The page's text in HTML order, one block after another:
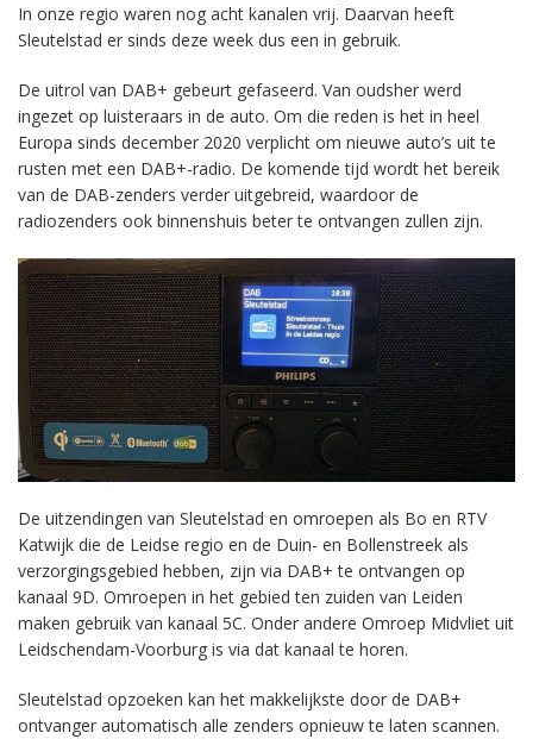
In onze regio waren nog acht kanalen vrij. Daarvan heeft
Sleutelstad er sinds deze week dus een in gebruik.
De uitrol van DAB+ gebeurt gefaseerd. Van oudsher werd
ingezet op luisteraars in de auto. Om die reden is het in heel
Europa sinds december 2020 verplicht om nieuwe auto’s uit te
rusten met een DAB+-radio. De komende tijd wordt het bereik
van de DAB-zenders verder uitgebreid, waardoor de
radiozenders ook binnenshuis beter te ontvangen zullen zijn.
De uitzendingen van Sleutelstad en omroepen als Bo en RTV
Katwijk die de Leidse regio en de Duin- en Bollenstreek als
verzorgingsgebied hebben, zijn via DAB+ te ontvangen op
kanaal 9D. Omroepen in het gebied ten zuiden van Leiden
maken gebruik van kanaal 5C. Onder andere Omroep Midvliet uit
Leidschendam-Voorburg is via dat kanaal te horen.
Sleutelstad opzoeken kan het makkelijkste door de DAB+
ontvanger automatisch alle zenders opnieuw te laten scannen.